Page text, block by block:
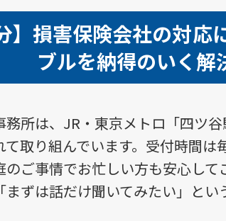
】損害保険会社の対
ブルを納得のいく解
所は、JR・東京メトロ「四ツ
取り組んでいます。受付時間
のご事情でお忙しい方も安心し
ずは話だけ聞いてみたい」とい